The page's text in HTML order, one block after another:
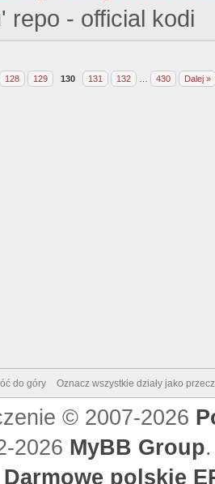
repo - official kodi
128 129 130 131 132 430 Dalej »
do góry Oznacz wszystkie działy jako
© 2007-2026
2026 MyBB Group.
Darmowe polskie